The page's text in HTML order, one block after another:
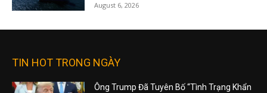
August 6, 2026
TIN HOT TRONG NGÀY
Ông Trump Đã Tuyên Bố “Tình Trạng Khẩn